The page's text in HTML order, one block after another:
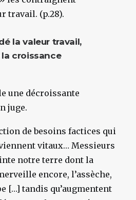
travail. (p.28).
la valeur travail,
croissance
une décroissante
juge.
de besoins factices qui
vitaux… Messieurs
notre terre dont la
encore, l’assèche,
[…] tandis qu’augmentent